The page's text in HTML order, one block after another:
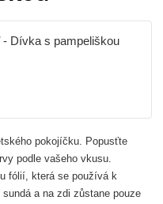
pokojíčku. Popusťte
podle vašeho vkusu.
fólií, která se používá k
a na zdi zůstane pouze